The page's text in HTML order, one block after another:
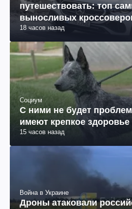
путешествовать: топ
выносливых
18 часов назад
Социум
С ними не будет
имеют крепкое здоровье
15 часов назад
Война в Украине
Дроны атаковали